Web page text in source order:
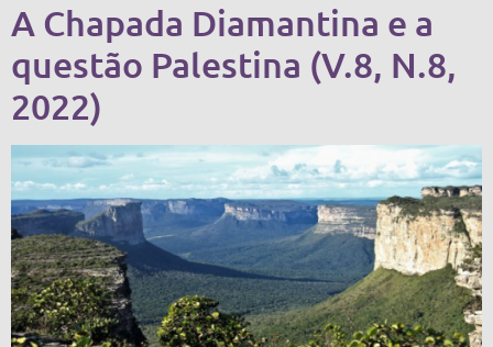
A Chapada Diamantina e a
questão Palestina (V.8, N.8,
2022)